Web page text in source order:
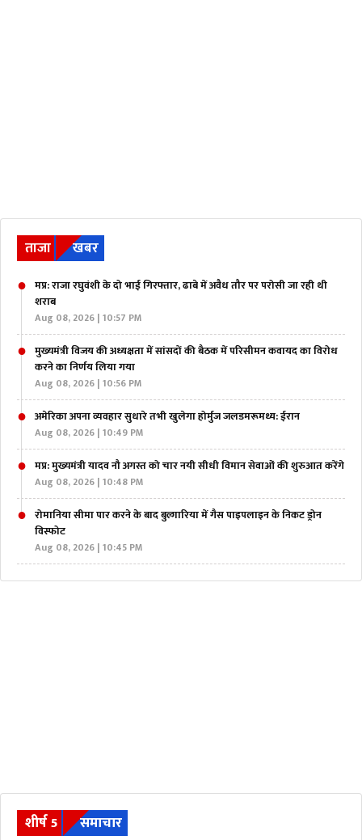
ताजा खबर
मप्र: राजा रघुवंशी के दो भाई गिरफ्तार, ढाबे में अवैध तौर पर परोसी जा रही थी
शराब
Aug 08, 2026 | 10:57 PM
मुख्यमंत्री विजय की अध्यक्षता में सांसदों की बैठक में परिसीमन कवायद का विरोध
करने का निर्णय लिया गया
Aug 08, 2026 | 10:56 PM
अमेरिका अपना व्यवहार सुधारे तभी खुलेगा होर्मुज जलडमरूमध्य: ईरान
Aug 08, 2026 | 10:49 PM
मप्र: मुख्यमंत्री यादव नौ अगस्त को चार नयी सीधी विमान सेवाओं की शुरुआत करेंगे
Aug 08, 2026 | 10:48 PM
रोमानिया सीमा पार करने के बाद बुल्गारिया में गैस पाइपलाइन के निकट ड्रोन
विस्फोट
Aug 08, 2026 | 10:45 PM
शीर्ष 5 समाचार